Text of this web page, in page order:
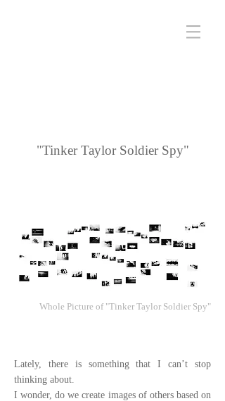
"Tinker Taylor Soldier Spy"
Whole Picture of "Tinker Taylor Soldier Spy"
​Lately, there is something that I can’t stop
thinking about.
I wonder, do we create images of others based on